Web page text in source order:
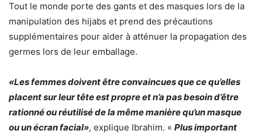
Tout le monde porte des gants et des masques lors de la
manipulation des hijabs et prend des précautions
supplémentaires pour aider à atténuer la propagation des
germes lors de leur emballage.
«Les femmes doivent être convaincues que ce qu’elles
placent sur leur tête est propre et n’a pas besoin d’être
rationné ou réutilisé de la même manière qu’un masque
ou un écran facial», explique Ibrahim. « Plus important